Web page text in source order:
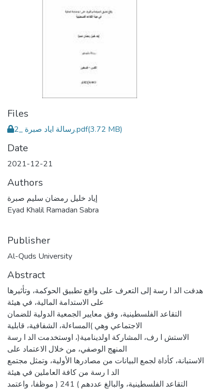
Files
رسالة اياد صبرة _2.pdf(3.72 MB)
Date
2021-12-21
Authors
إياد خليل رمضان سليم صبرة
Eyad Khalil Ramadan Sabra
Publisher
Al-Quds University
Abstract
هدفت الد ا رسة إلى التعرف على واقع تطبيق الحوكمة، وتأثيرها
على الاستدامة المالية، في هيئة
التقاعد الفلسطينية، وفق معايير الجمعية الدولية للضمان
الاجتماعي وهي )المساءلة، الشفافية، قابلية
الاستش ا رف، المشاركة اولدينامية(، اوستخدمت الد ا رسة
المنهج الوصفي، من خلال الاعتماد على
الاستبانة، كأداة لجمع البيانات من مصادرها الأولية، وتمثل مجتمع
الد ا رسة من كافة العاملين في هيئة
التقاعد الفلسطينية، والبالغ عددهم ) 241 ( موظفا، واعتمد